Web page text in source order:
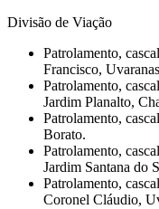
Divisão de Viação
Patrolamento,
Francisco,
Patrolamento,
Jardim Planalto,
Patrolamento,
Borato.
Patrolamento,
Jardim Santana do
Patrolamento,
Coronel Cláudio,